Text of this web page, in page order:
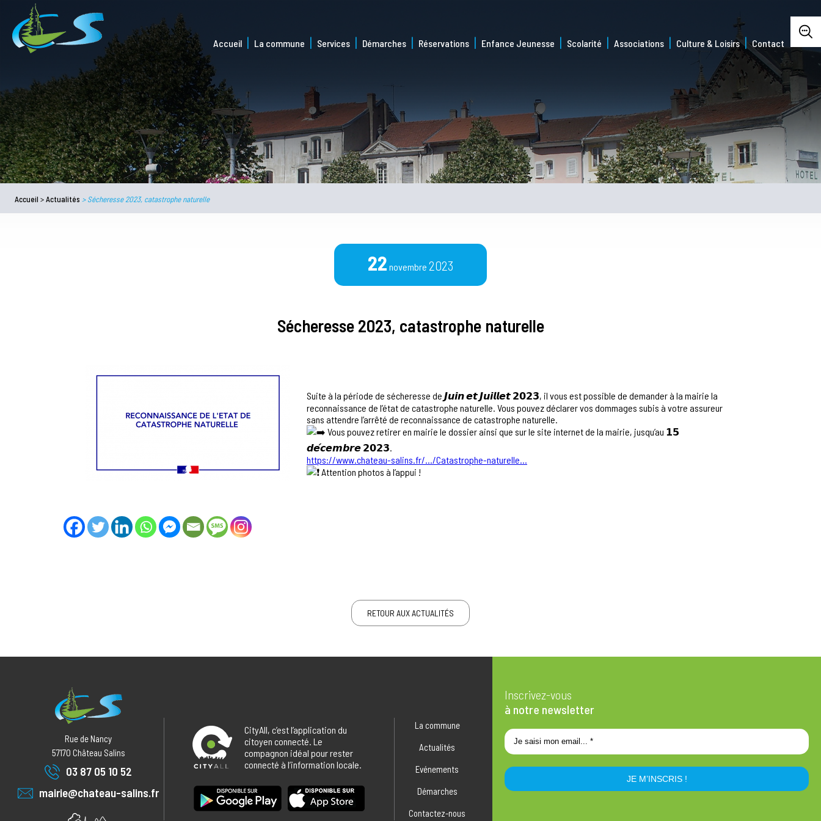
Accueil La commune Services Démarches Réservations Enfance Jeunesse Scolarité Associations Culture & Loisirs Contact
Accueil >Actualités >Sécheresse 2023, catastrophe naturelle
22 novembre 2023
Sécheresse 2023, catastrophe naturelle
Suite à la période de sécheresse de 𝙅𝙪𝙞𝙣 𝙚𝙩 𝙅𝙪𝙞𝙡𝙡𝙚𝙩 𝟮𝟬𝟮𝟯, il vous est possible de demander à la mairie la
reconnaissance de l’état de catastrophe naturelle. Vous pouvez déclarer vos dommages subis à votre assureur
sans attendre l’arrêté de reconnaissance de catastrophe naturelle.
Vous pouvez retirer en mairie le dossier ainsi que sur le site internet de la mairie, jusqu’au 𝟭𝟱
𝙙𝙚́𝙘𝙚𝙢𝙗𝙧𝙚 𝟮𝟬𝟮𝟯.
https://www.chateau-salins.fr/…/Catastrophe-naturelle…
Attention photos à l’appui !
RETOUR AUX ACTUALITÉS
Rue de Nancy
57170 Château Salins
03 87 05 10 52
mairie@chateau-salins.fr
CityAll, c’est l’application du
citoyen connecté. Le
compagnon idéal pour rester
connecté à l’information locale.
La commune
Actualités
Evénements
Démarches
Contactez-nous
Inscrivez-vous
à notre newsletter